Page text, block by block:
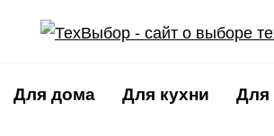
Для дома Для кухни Для